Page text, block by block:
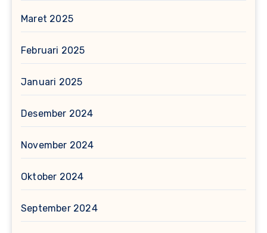
Maret 2025
Februari 2025
Januari 2025
Desember 2024
November 2024
Oktober 2024
September 2024